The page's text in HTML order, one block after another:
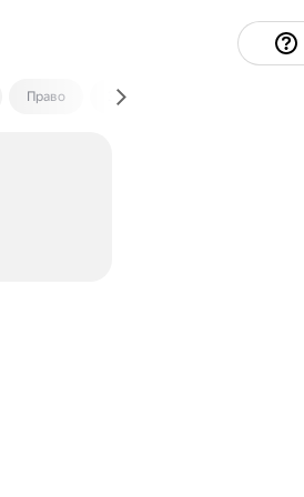
Право Экономика и финансы